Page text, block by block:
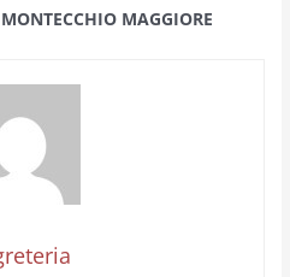
MAGGIORE